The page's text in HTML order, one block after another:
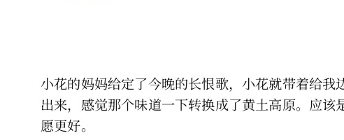
小花的妈妈给定了今晚的长恨歌，小花就带着给
出来，感觉那个味道一下转换成了黄土高原。应
愿更好。